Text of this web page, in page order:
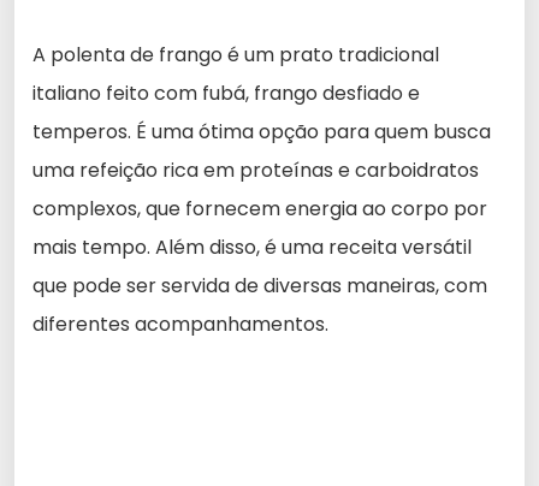
A polenta de frango é um prato tradicional
italiano feito com fubá, frango desfiado e
temperos. É uma ótima opção para quem busca
uma refeição rica em proteínas e carboidratos
complexos, que fornecem energia ao corpo por
mais tempo. Além disso, é uma receita versátil
que pode ser servida de diversas maneiras, com
diferentes acompanhamentos.